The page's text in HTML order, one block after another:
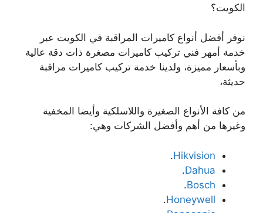
الكويت؟
نوفر أفضل أنواع كاميرات المراقبة في الكويت عبر
خدمة أمهر فني تركيب كاميرات مصغرة ذات دقة عالية
وبأسعار مميزة، ولدينا خدمة تركيب كاميرات مراقبة
حديثة،
من كافة الأنواع الصغيرة واللاسلكية وأيضا المخفية
وغيرها من أهم وأفضل الشركات وهي:
Hikvision
.
Dahua
.
Bosch
.
Honeywell
.